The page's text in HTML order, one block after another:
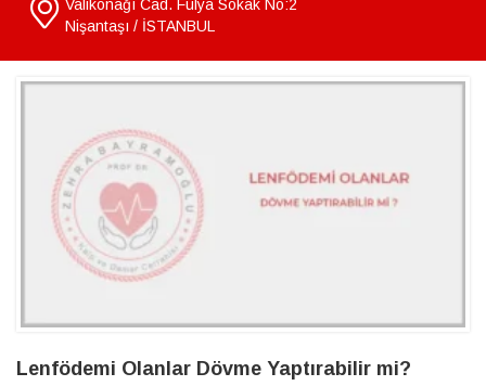
Valikonağı Cad. Fulya Sokak No:2
Nişantaşı / İSTANBUL
Lenfödemi Olanlar Dövme Yaptırabilir mi?